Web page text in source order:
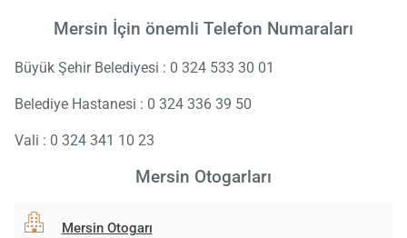
Mersin İçin önemli Telefon Numaraları
Büyük Şehir Belediyesi : 0 324 533 30 01
Belediye Hastanesi : 0 324 336 39 50
Vali : 0 324 341 10 23
Mersin Otogarları
Mersin Otogarı